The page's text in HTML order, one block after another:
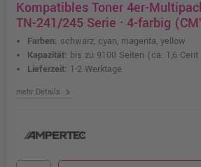
Kompatibles Toner 4er-
TN-241/245 Serie · 4-farbig
Farben: schwarz, cyan, magenta, yellow
Kapazität: bis zu 9100 Seiten (ca. 1,6
Lieferzeit: 1-2 Werktage
mehr Details chevron_right